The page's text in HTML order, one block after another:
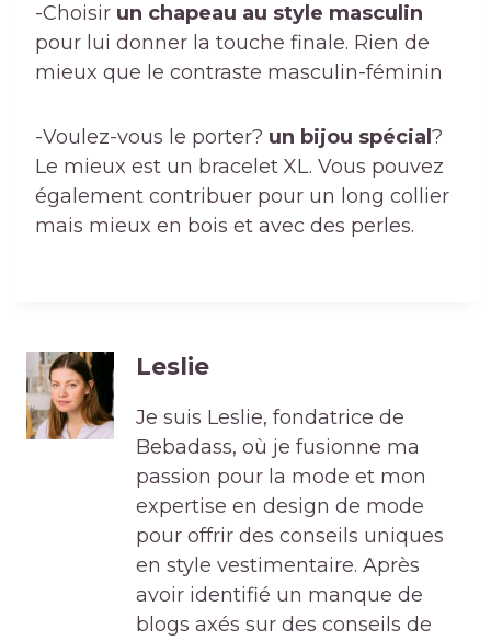
-Choisir un chapeau au style masculin
pour lui donner la touche finale. Rien de
mieux que le contraste masculin-féminin
-Voulez-vous le porter? un bijou spécial ?
Le mieux est un bracelet XL. Vous pouvez
également contribuer pour un long collier
mais mieux en bois et avec des perles.
Leslie
Je suis Leslie, fondatrice de
Bebadass, où je fusionne ma
passion pour la mode et mon
expertise en design de mode
pour offrir des conseils uniques
en style vestimentaire. Après
avoir identifié un manque de
blogs axés sur des conseils de